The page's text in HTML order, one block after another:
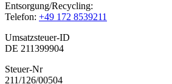
Entsorgung/Recycling:
Telefon: +49 172 8539211
Umsatzsteuer-ID
DE 211399904
Steuer-Nr
211/126/00504